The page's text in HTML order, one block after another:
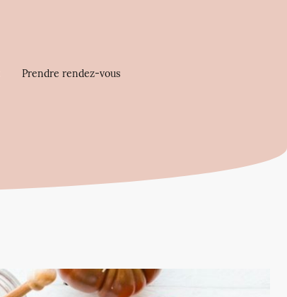
Prendre rendez-vous